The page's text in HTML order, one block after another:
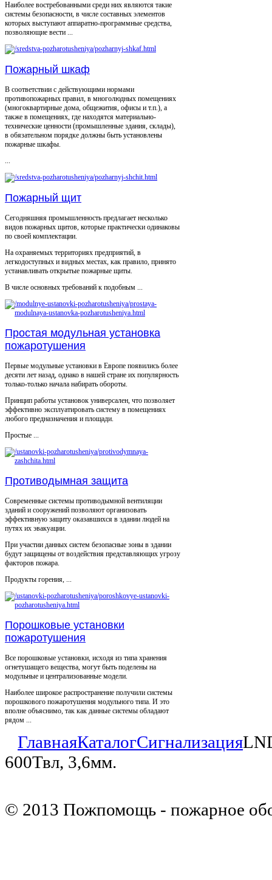
Наиболее востребованными среди них являются такие
системы безопасности, в числе составных элементов
которых выступают аппаратно-программные средства,
позволяющие вести ...
Пожарный шкаф
В соответствии с действующими нормами
противопожарных правил, в многолюдных помещениях
(многоквартирные дома, общежития, офисы и т.п.), а
также в помещениях, где находятся материально-
технические ценности (промышленные здания, склады),
в обязательном порядке должны быть установлены
пожарные шкафы.
...
Пожарный щит
Сегодняшняя промышленность предлагает несколько
видов пожарных щитов, которые практически одинаковы
по своей комплектации.
На охраняемых территориях предприятий, в
легкодоступных и видных местах, как правило, принято
устанавливать открытые пожарные щиты.
В числе основных требований к подобным ...
Простая модульная установка
пожаротушения
Первые модульные установки в Европе появились более
десяти лет назад, однако в нашей стране их популярность
только-только начала набирать обороты.
Принцип работы установок универсален, что позволяет
эффективно эксплуатировать систему в помещениях
любого предназначения и площади.
Простые ...
Противодымная защита
Современные системы противодымной вентиляции
зданий и сооружений позволяют организовать
эффективную защиту оказавшихся в здании людей на
путях их эвакуации.
При участии данных систем безопасные зоны в здании
будут защищены от воздействия представляющих угрозу
факторов пожара.
Продукты горения, ...
Порошковые установки
пожаротушения
Все порошковые установки, исходя из типа хранения
огнетушащего вещества, могут быть поделены на
модульные и централизованные модели.
Наиболее широкое распространение получили системы
порошкового пожаротушения модульного типа. И это
вполне объяснимо, так как данные системы обладают
рядом ...
ГлавнаяКаталогСигнализация
600Твл, 3,6мм.
© 2013 Пожпомощь - пожарное